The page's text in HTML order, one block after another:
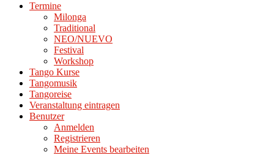
Termine
Milonga
Traditional
NEO/NUEVO
Festival
Workshop
Tango Kurse
Tangomusik
Tangoreise
Veranstaltung eintragen
Benutzer
Anmelden
Registrieren
Meine Events bearbeiten